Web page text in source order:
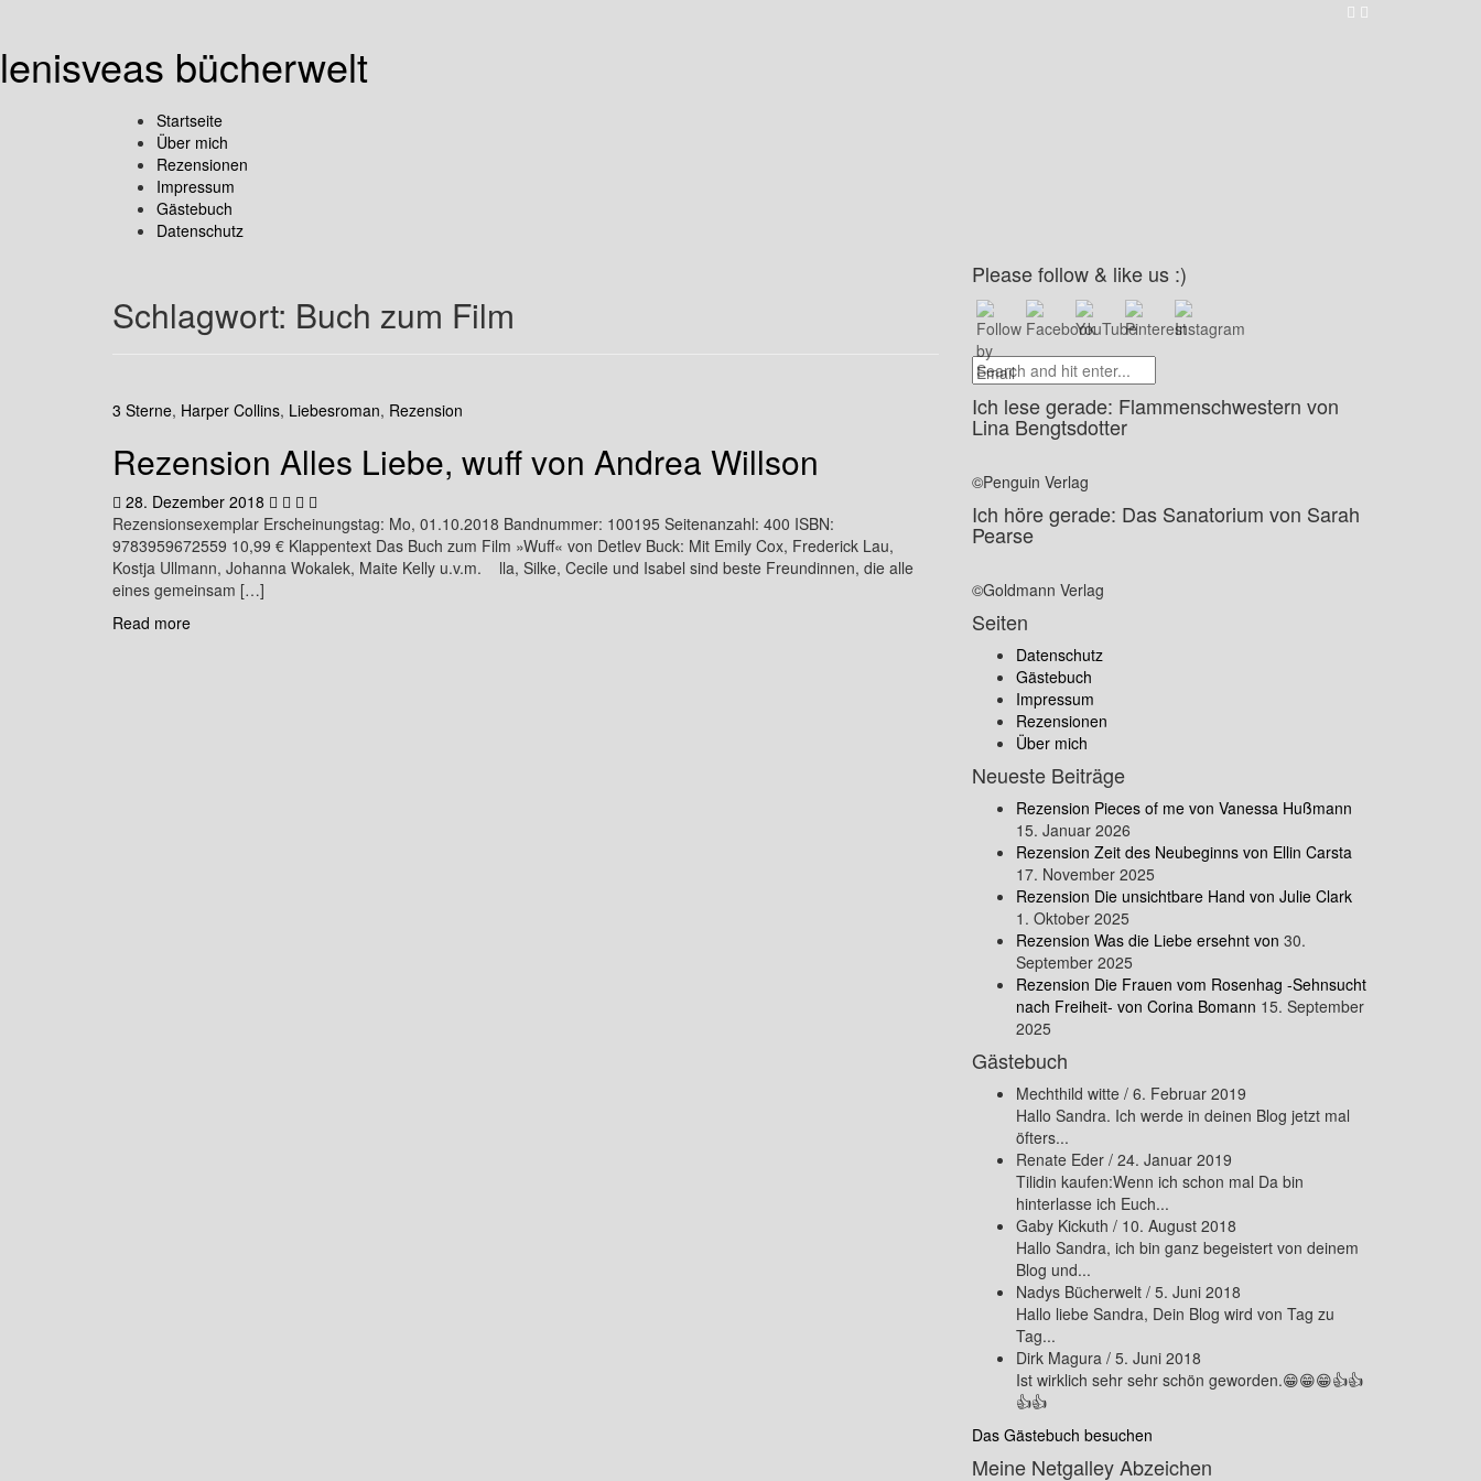
lenisveas bücherwelt
Startseite
Über mich
Rezensionen
Impressum
Gästebuch
Datenschutz
Schlagwort: Buch zum Film
3 Sterne, Harper Collins, Liebesroman, Rezension
Rezension Alles Liebe, wuff von Andrea Willson
28. Dezember 2018
Rezensionsexemplar Erscheinungstag: Mo, 01.10.2018 Bandnummer: 100195 Seitenanzahl: 400 ISBN:
9783959672559 10,99 € Klappentext Das Buch zum Film »Wuff« von Detlev Buck: Mit Emily Cox, Frederick Lau,
Kostja Ullmann, Johanna Wokalek, Maite Kelly u.v.m. lla, Silke, Cecile und Isabel sind beste Freundinnen, die alle
eines gemeinsam […]
Read more
Please follow & like us :)
Ich lese gerade: Flammenschwestern von
Lina Bengtsdotter
©Penguin Verlag
Ich höre gerade: Das Sanatorium von Sarah
Pearse
©Goldmann Verlag
Seiten
Datenschutz
Gästebuch
Impressum
Rezensionen
Über mich
Neueste Beiträge
Rezension Pieces of me von Vanessa Hußmann
15. Januar 2026
Rezension Zeit des Neubeginns von Ellin Carsta
17. November 2025
Rezension Die unsichtbare Hand von Julie Clark
1. Oktober 2025
Rezension Was die Liebe ersehnt von 30.
September 2025
Rezension Die Frauen vom Rosenhag -Sehnsucht
nach Freiheit- von Corina Bomann 15. September
2025
Gästebuch
Mechthild witte / 6. Februar 2019
Hallo Sandra. Ich werde in deinen Blog jetzt mal
öfters...
Renate Eder / 24. Januar 2019
Tilidin kaufen:Wenn ich schon mal Da bin
hinterlasse ich Euch...
Gaby Kickuth / 10. August 2018
Hallo Sandra, ich bin ganz begeistert von deinem
Blog und...
Nadys Bücherwelt / 5. Juni 2018
Hallo liebe Sandra, Dein Blog wird von Tag zu
Tag...
Dirk Magura / 5. Juni 2018
Ist wirklich sehr sehr schön geworden.😁😁😁👍👍
👍👍
Das Gästebuch besuchen
Meine Netgalley Abzeichen